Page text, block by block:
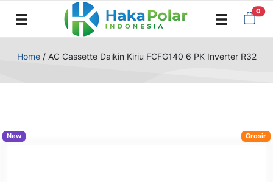
0
Home/ AC Cassette Daikin Kiriu FCFG140 6 PK Inverter R32
New Grosir